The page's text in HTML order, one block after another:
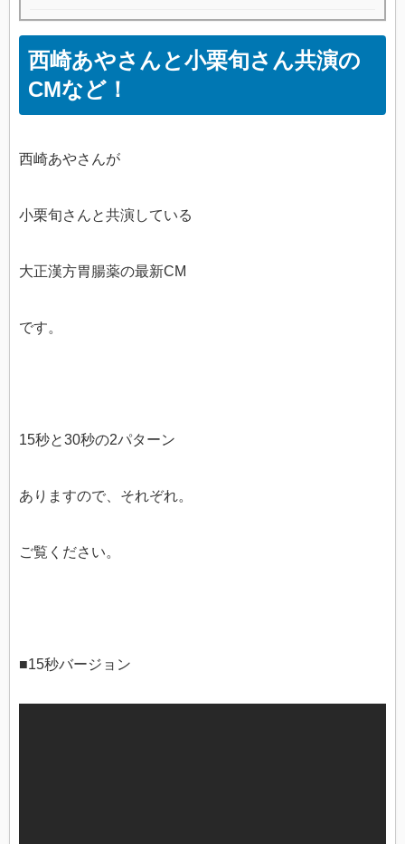
西崎あやさんと小栗旬さん共演の
CMなど！
西崎あやさんが
小栗旬さんと共演している
大正漢方胃腸薬の最新CM
です。
15秒と30秒の2パターン
ありますので、それぞれ。
ご覧ください。
■15秒バージョン